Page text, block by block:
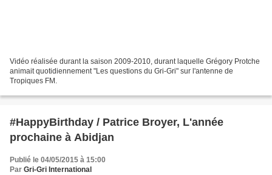
Vidéo réalisée durant la saison 2009-2010, durant laquelle Grégory Protche
animait quotidiennement "Les questions du Gri-Gri" sur l'antenne de
Tropiques FM.
#HappyBirthday / Patrice Broyer, L'année
prochaine à Abidjan
Publié le 04/05/2015 à 15:00
Par Gri-Gri International